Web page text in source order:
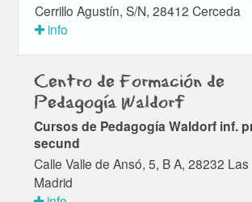
Cerrillo Agustín, S/N, 28412 Cerceda
info
Centro de Formación de
Pedagogía Waldorf
Cursos de Pedagogía Waldorf inf.
secund
Calle Valle de Ansó, 5, B A, 28232
Madrid